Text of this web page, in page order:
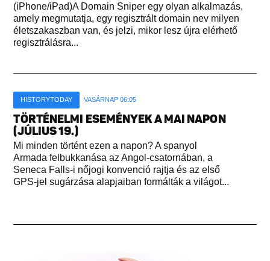
(iPhone/iPad)A Domain Sniper egy olyan alkalmazás,
amely megmutatja, egy regisztrált domain nev milyen
életszakaszban van, és jelzi, mikor lesz újra elérhető
regisztrálásra...
HISTORYTODAY VASÁRNAP 06:05
TÖRTÉNELMI ESEMÉNYEK A MAI NAPON
(JÚLIUS 19.)
Mi minden történt ezen a napon? A spanyol
Armada felbukkanása az Angol-csatornában, a
Seneca Falls-i nőjogi konvenció rajtja és az első
GPS-jel sugárzása alapjaiban formálták a világot...